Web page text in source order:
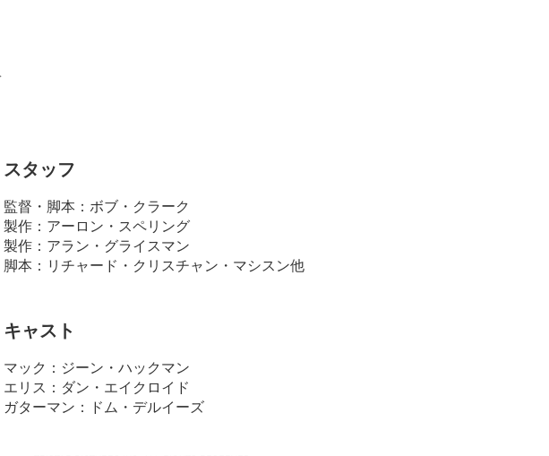
スタッフ
監督・脚本：ボブ・クラーク
製作：アーロン・スペリング
製作：アラン・グライスマン
脚本：リチャード・クリスチャン・マシスン他
キャスト
マック：ジーン・ハックマン
エリス：ダン・エイクロイド
ガターマン：ドム・デルイーズ